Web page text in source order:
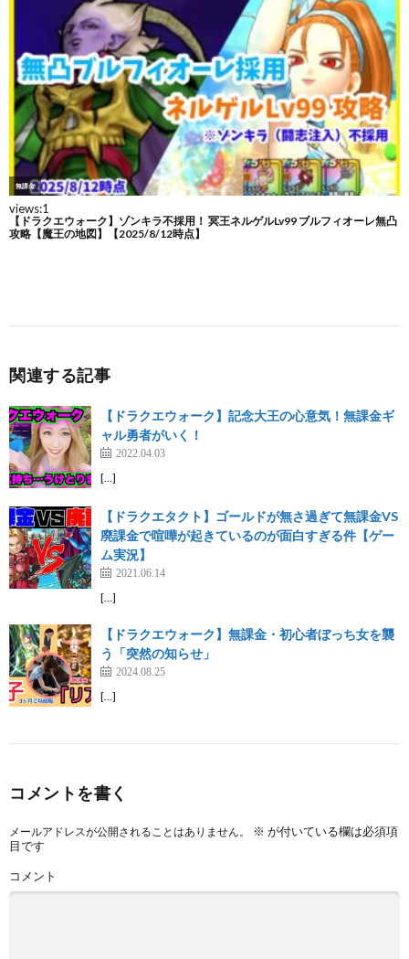
関連する記事
【ドラクエウォーク】記念大王の心意気！無課金ギ
ャル勇者がいく！
2022.04.03
[…]
【ドラクエタクト】ゴールドが無さ過ぎて無課金VS
廃課金で喧嘩が起きているのが面白すぎる件【ゲー
ム実況】
2021.06.14
[…]
【ドラクエウォーク】無課金・初心者ぼっち女を襲
う「突然の知らせ」
2024.08.25
[…]
コメントを書く
メールアドレスが公開されることはありません。 ※ が付いている欄は必須項
目です
コメント